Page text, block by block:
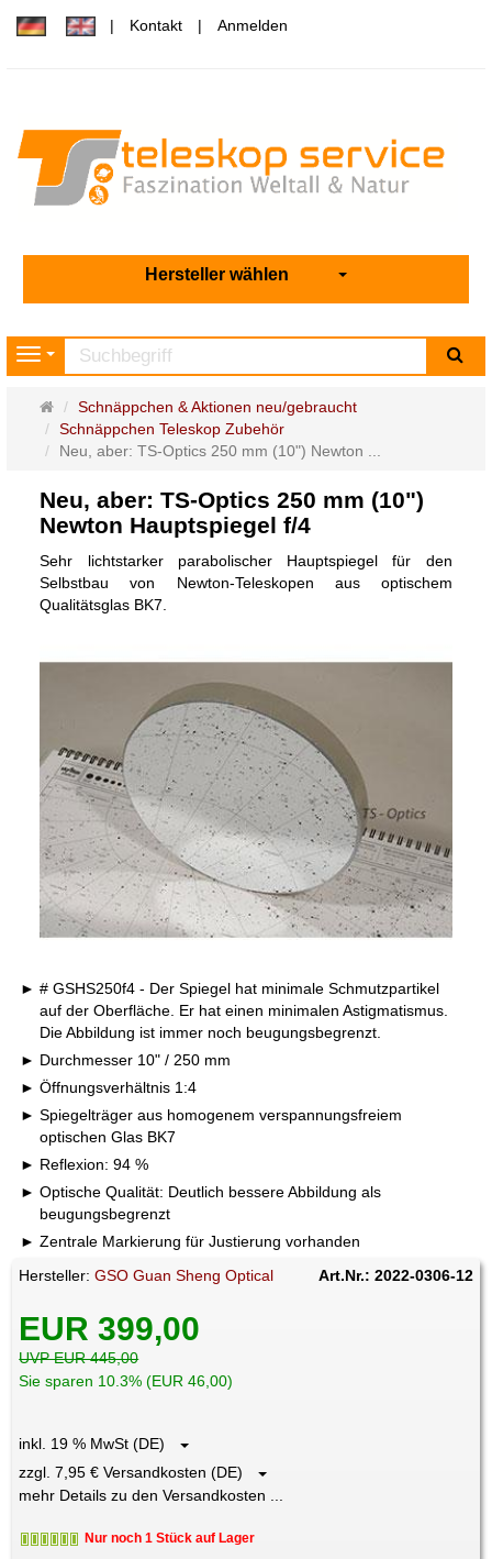
Kontakt Anmelden
Hersteller wählen
Navigation
Startseite
Schnäppchen & Aktionen neu/gebraucht
Schnäppchen Teleskop Zubehör
Neu, aber: TS-Optics 250 mm (10") Newton ...
Neu, aber: TS-Optics 250 mm (10")
Newton Hauptspiegel f/4
Sehr lichtstarker parabolischer Hauptspiegel für den
Selbstbau von Newton-Teleskopen aus optischem
Qualitätsglas BK7.
# GSHS250f4 - Der Spiegel hat minimale Schmutzpartikel
auf der Oberfläche. Er hat einen minimalen Astigmatismus.
Die Abbildung ist immer noch beugungsbegrenzt.
Durchmesser 10" / 250 mm
Öffnungsverhältnis 1:4
Spiegelträger aus homogenem verspannungsfreiem
optischen Glas BK7
Reflexion: 94 %
Optische Qualität: Deutlich bessere Abbildung als
beugungsbegrenzt
Zentrale Markierung für Justierung vorhanden
Hersteller:GSO Guan Sheng Optical Art.Nr.: 2022-0306-12
EUR 399,00
UVP EUR 445,00
Sie sparen 10.3% (EUR 46,00)
inkl. 19 % MwSt (DE)
zzgl. 7,95 € Versandkosten (DE)
mehr Details zu den Versandkosten ...
Nur noch 1 Stück auf Lager